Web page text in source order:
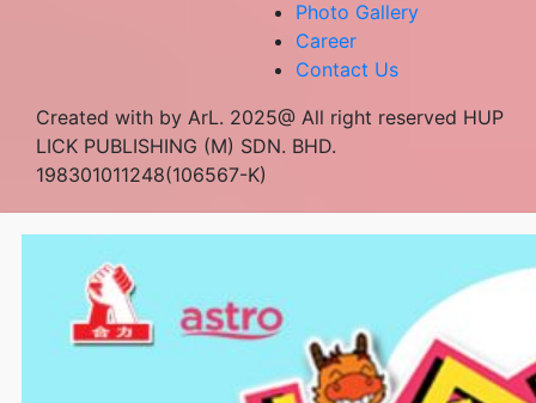
Photo Gallery
Career
Contact Us
Created with by ArL. 2025@ All right reserved HUP
LICK PUBLISHING (M) SDN. BHD.
198301011248(106567-K)